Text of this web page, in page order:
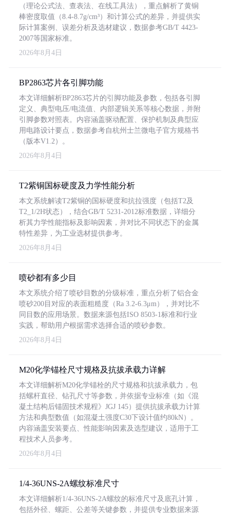
（理论公式法、查表法、在线工具法），重点解析了黄铜
棒密度取值（8.4-8.7g/cm³）和计算公式的差异，并提供实
际计算案例、误差分析及选材建议，数据参考GB/T 4423-
2007等国家标准。
2026年8月4日
BP2863芯片各引脚功能
本文详细解析BP2863芯片的引脚功能及参数，包括各引脚
定义、典型电压/电流值、内部逻辑关系等核心数据，并附
引脚参数对照表。内容涵盖驱动配置、保护机制及典型应
用电路设计要点，数据参考自杭州士兰微电子官方规格书
（版本V1.2）。
2026年8月4日
T2紫铜国标硬度及力学性能分析
本文系统解读T2紫铜的国标硬度和抗拉强度（包括T2及
T2_1/2H状态），结合GB/T 5231-2012标准数据，详细分
析其力学性能指标及影响因素，并对比不同状态下的金属
特性差异，为工业选材提供参考。
2026年8月4日
喷砂都有多少目
本文系统介绍了喷砂目数的分级标准，重点分析了铝合金
喷砂200目对应的表面粗糙度（Ra 3.2-6.3μm），并对比不
同目数的应用场景。数据来源包括ISO 8503-1标准和行业
实践，帮助用户根据需求选择合适的喷砂参数。
2026年8月4日
M20化学锚栓尺寸规格及抗拔承载力详解
本文详细解析M20化学锚栓的尺寸规格和抗拔承载力，包
括螺杆直径、钻孔尺寸等参数，并依据专业标准（如《混
凝土结构后锚固技术规程》JGJ 145）提供抗拔承载力计算
方法和典型数值（如混凝土强度C30下设计值约80kN）。
内容涵盖安装要点、性能影响因素及选型建议，适用于工
程技术人员参考。
2026年8月4日
1/4-36UNS-2A螺纹标准尺寸
本文详细解析1/4-36UNS-2A螺纹的标准尺寸及底孔计算，
包括外径、螺距、公差等关键参数，并提供专业数据来源